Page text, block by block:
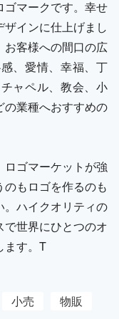
マークです。幸せ
インに仕上げまし
お客様への間口の広
、愛情、幸福、丁
ャペル、教会、小
業種へおすすめの
ロゴマーケットが強
もロゴを作るのも
。ハイクオリティの
世界にひとつのオ
ます。T
小売 物販